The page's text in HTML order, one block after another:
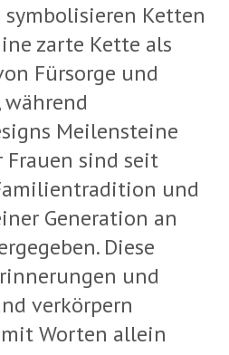
Ketten
zarte Kette als
Fürsorge und
Meilensteine
sind seit
und
Generation an
Diese
und
verkörpern
Worten allein